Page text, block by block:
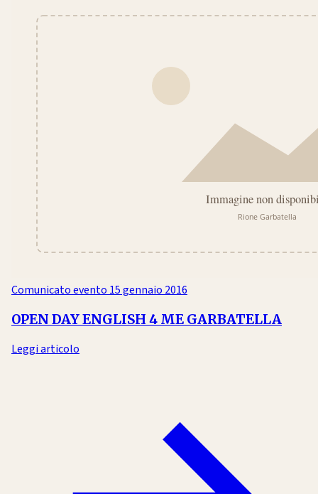
Comunicato evento15 gennaio 2016
OPEN DAY ENGLISH 4 ME GARBATELLA
Leggi articolo